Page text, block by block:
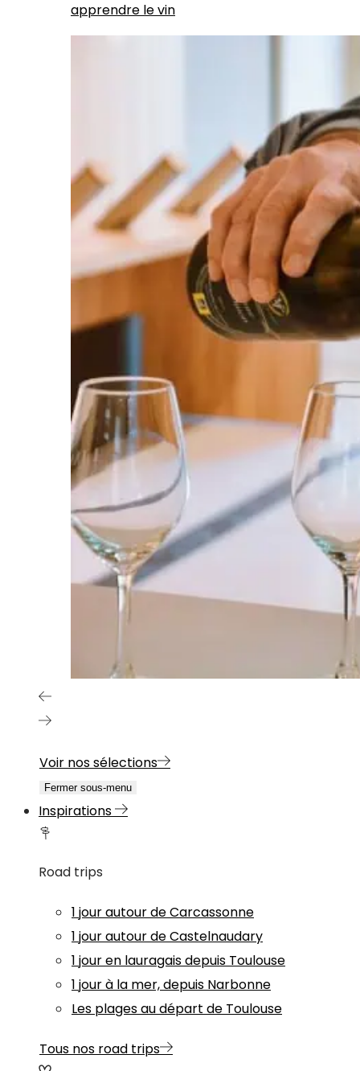
apprendre le vin
Voir nos sélections
Fermer sous-menu
Inspirations
Road trips
1 jour autour de Carcassonne
1 jour autour de Castelnaudary
1 jour en lauragais depuis Toulouse
1 jour à la mer, depuis Narbonne
Les plages au départ de Toulouse
Tous nos road trips